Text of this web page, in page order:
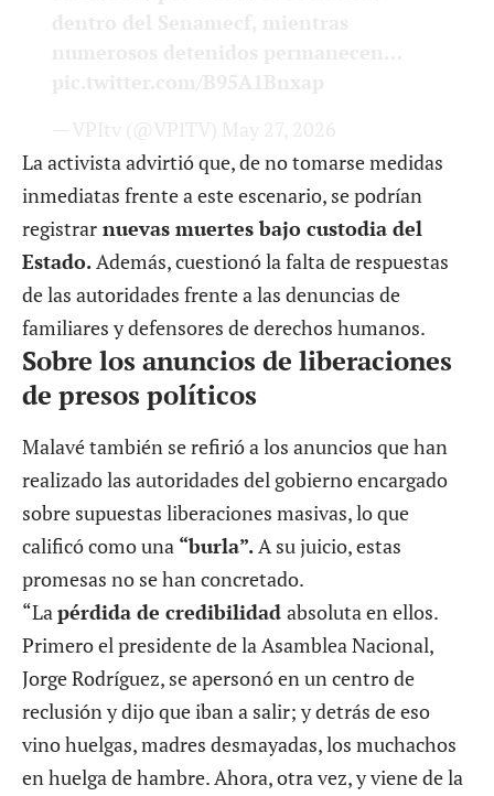
La activista advirtió que, de no tomarse medidas
inmediatas frente a este escenario, se podrían
registrar nuevas muertes bajo custodia del
Estado. Además, cuestionó la falta de respuestas
de las autoridades frente a las denuncias de
familiares y defensores de derechos humanos.
Sobre los anuncios de liberaciones
de presos políticos
Malavé también se refirió a los anuncios que han
realizado las autoridades del gobierno encargado
sobre supuestas liberaciones masivas, lo que
calificó como una “burla”.A su juicio, estas
promesas no se han concretado.
“Lapérdida de credibilidad absoluta en ellos.
Primero el presidente de la Asamblea Nacional,
Jorge Rodríguez, se apersonó en un centro de
reclusión y dijo que iban a salir; y detrás de eso
vino huelgas, madres desmayadas, los muchachos
en huelga de hambre. Ahora, otra vez, y viene de la